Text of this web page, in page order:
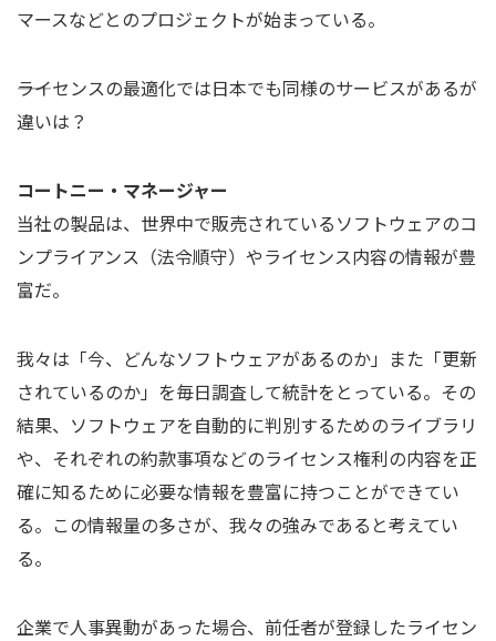
マースなどとのプロジェクトが始まっている。
――ライセンスの最適化では日本でも同様のサービスがあるが
違いは？
コートニー・マネージャー
当社の製品は、世界中で販売されているソフトウェアのコ
ンプライアンス（法令順守）やライセンス内容の情報が豊
富だ。
我々は「今、どんなソフトウェアがあるのか」また「更新
されているのか」を毎日調査して統計をとっている。その
結果、ソフトウェアを自動的に判別するためのライブラリ
や、それぞれの約款事項などのライセンス権利の内容を正
確に知るために必要な情報を豊富に持つことができてい
る。この情報量の多さが、我々の強みであると考えてい
る。
企業で人事異動があった場合、前任者が登録したライセン